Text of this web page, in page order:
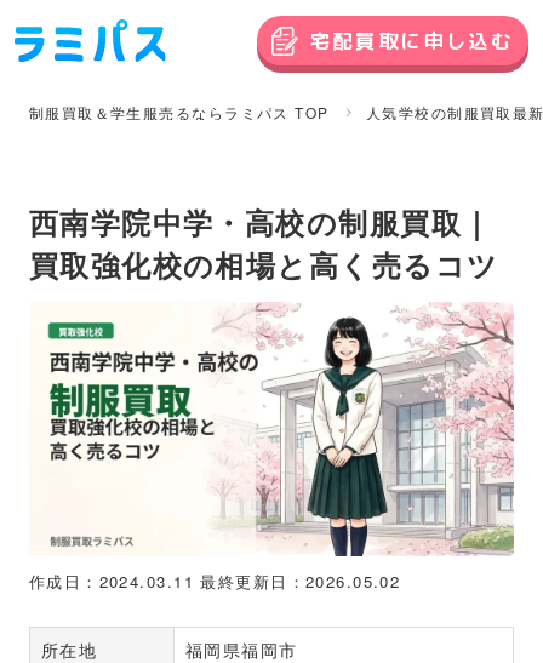
宅配買取に申し込む
制服買取＆学生服売るならラミパス TOP 人気学校の制服買取最
西南学院中学・高校の制服買取｜
買取強化校の相場と高く売るコツ
作成日：2024.03.11 最終更新日：2026.05.02
所在地
福岡県福岡市